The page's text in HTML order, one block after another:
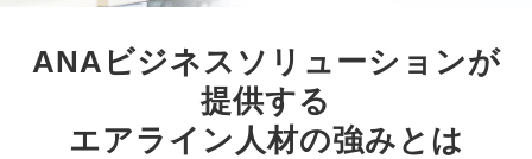
お知らせ
企業情報
ANAビジネスソリューションが
提供する
エアライン人材の強みとは